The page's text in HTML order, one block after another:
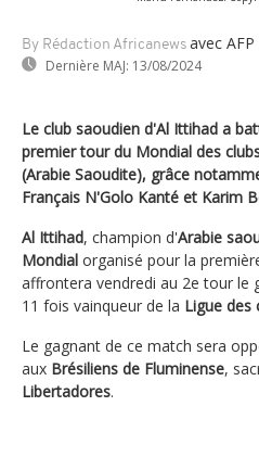
By Rédaction Africanews avec AFP
Dernière MAJ: 13/08/2024
Le club saoudien d'Al Ittihad a
premier tour du Mondial des
(Arabie Saoudite), grâce
Français N'Golo Kanté et Karim
Al Ittihad, champion d'Arabie
Mondial organisé pour la
affrontera vendredi au 2e tour le
11 fois vainqueur de la Ligue des
Le gagnant de ce match sera
aux Brésiliens de Fluminense,
Libertadores.